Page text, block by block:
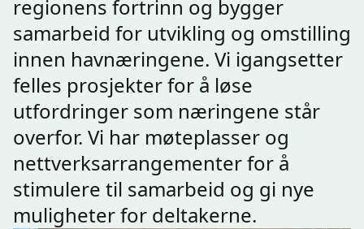
regionens fortrinn og bygger
samarbeid for utvikling og omstilling
innen havnæringene. Vi igangsetter
felles prosjekter for å løse
utfordringer som næringene står
overfor. Vi har møteplasser og
nettverksarrangementer for å
stimulere til samarbeid og gi nye
muligheter for deltakerne.